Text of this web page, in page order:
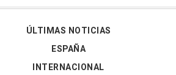
ÚLTIMAS NOTICIAS
ESPAÑA
INTERNACIONAL